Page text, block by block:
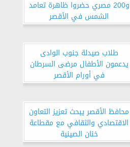
و200 مصري حضروا ظاهرة تعامد
الشمس في الأقصر
طلاب صيدلة جنوب الوادى
يدعمون الأطفال مرضى السرطان
في أورام الأقصر
محافظ الأقصر يبحث تعزيز التعاون
الاقتصادي والثقافي مع مقطاعة
خنان الصينية